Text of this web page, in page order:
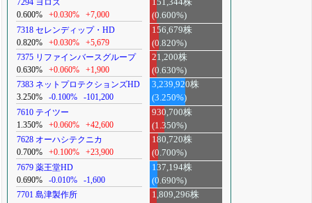
7294 ヨロズ
0.600%
+0.030% +7,000
151,344株
(0.600%)
7318 セレンディップ・HD
0.820%
+0.030% +5,679
156,679株
(0.820%)
7375 リファインバースグループ
0.630%
+0.060% +1,900
21,200株
(0.630%)
7383 ネットプロテクションズHD
3.250%
-0.100% -101,200
3,239,920株
(3.250%)
7610 テイツー
1.350%
+0.060% +42,600
930,700株
(1.350%)
7628 オーハシテクニカ
0.700%
+0.100% +23,900
180,720株
(0.700%)
7679 薬王堂HD
0.690%
-0.010% -1,600
137,194株
(0.690%)
7701 島津製作所
1,809,296株